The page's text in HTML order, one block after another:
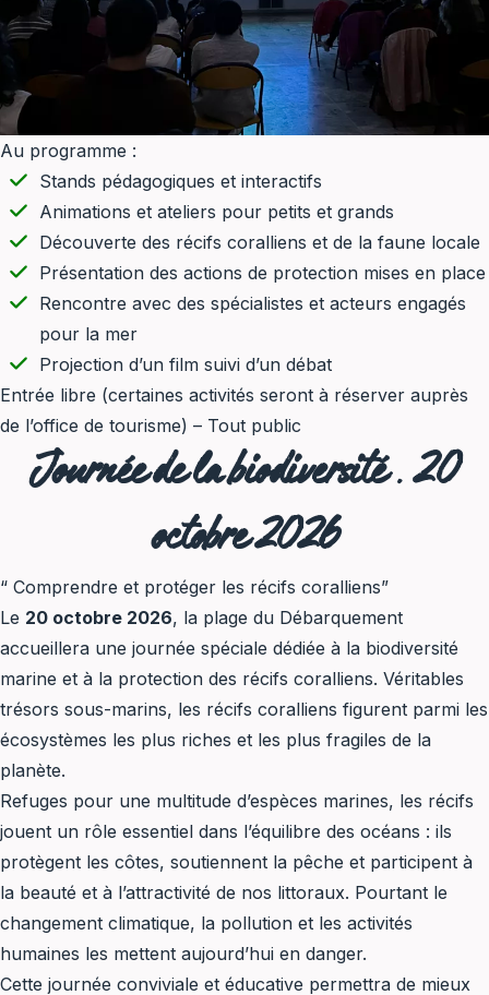
Au programme :
Stands pédagogiques et interactifs
Animations et ateliers pour petits et grands
Découverte des récifs coralliens et de la faune locale
Présentation des actions de protection mises en place
Rencontre avec des spécialistes et acteurs engagés
pour la mer
Projection d’un film suivi d’un débat
Entrée libre (certaines activités seront à réserver auprès
de l’office de tourisme) – Tout public
Journée de la biodiversité.20
octobre 2026
“ Comprendre et protéger les récifs coralliens”
Le 20 octobre 2026, la plage du Débarquement
accueillera une journée spéciale dédiée à la biodiversité
marine et à la protection des récifs coralliens. Véritables
trésors sous-marins, les récifs coralliens figurent parmi les
écosystèmes les plus riches et les plus fragiles de la
planète.
Refuges pour une multitude d’espèces marines, les récifs
jouent un rôle essentiel dans l’équilibre des océans : ils
protègent les côtes, soutiennent la pêche et participent à
la beauté et à l’attractivité de nos littoraux. Pourtant le
changement climatique, la pollution et les activités
humaines les mettent aujourd’hui en danger.
Cette journée conviviale et éducative permettra de mieux